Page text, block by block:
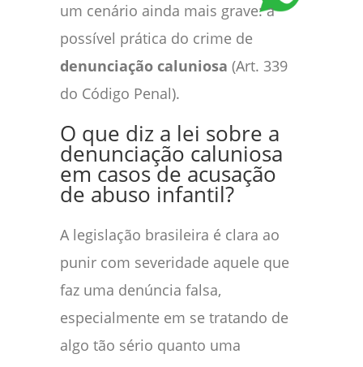
um cenário ainda mais grave: a
possível prática do crime de
denunciação caluniosa (Art. 339
do Código Penal).
O que diz a lei sobre a
denunciação caluniosa
em casos de acusação
de abuso infantil?
A legislação brasileira é clara ao
punir com severidade aquele que
faz uma denúncia falsa,
especialmente em se tratando de
algo tão sério quanto uma